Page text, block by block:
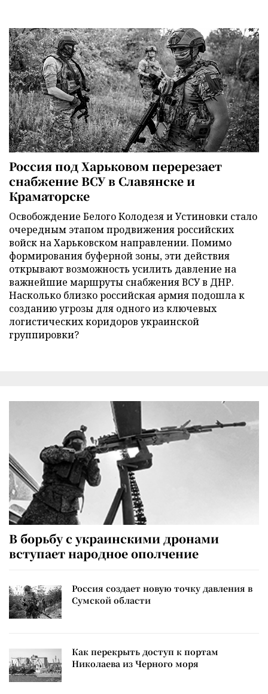
Россия под Харьковом перерезает
снабжение ВСУ в Славянске и
Краматорске
Освобождение Белого Колодезя и Устиновки стало
очередным этапом продвижения российских
войск на Харьковском направлении. Помимо
формирования буферной зоны, эти действия
открывают возможность усилить давление на
важнейшие маршруты снабжения ВСУ в ДНР.
Насколько близко российская армия подошла к
созданию угрозы для одного из ключевых
логистических коридоров украинской
группировки?
В борьбу с украинскими дронами
вступает народное ополчение
Россия создает новую точку давления в
Сумской области
Как перекрыть доступ к портам
Николаева из Черного моря